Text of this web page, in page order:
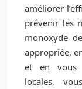
améliorer
prévenir les
monoxyde
appropriée,
et en vous
locales,